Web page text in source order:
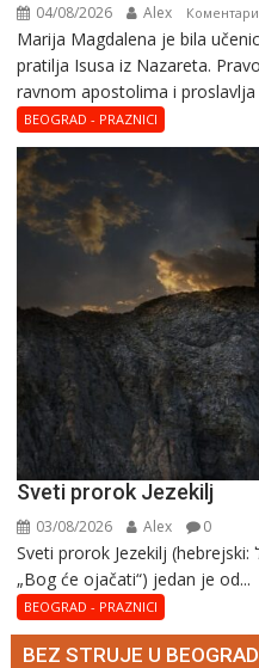
04/08/2026 Alex
Marija Magdalena je bila
pratilja Isusa iz Nazareta.
ravnom apostolima i proslavlja
BEOGRAD - PRAZNICI
Sveti prorok Jezekilj
03/08/2026 Alex 0
Sveti prorok Jezekilj (hebrejski: יְחֶזְקֵאל – Jehезkel, „Bog jača“ ili
„Bog će ojačati“) jedan je od...
BEOGRAD - PRAZNICI
BEZ STRUJE U